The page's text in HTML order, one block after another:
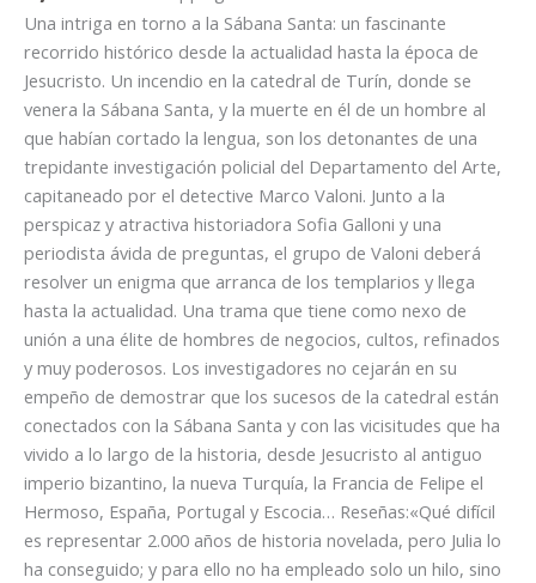
Una intriga en torno a la Sábana Santa: un fascinante
recorrido histórico desde la actualidad hasta la época de
Jesucristo. Un incendio en la catedral de Turín, donde se
venera la Sábana Santa, y la muerte en él de un hombre al
que habían cortado la lengua, son los detonantes de una
trepidante investigación policial del Departamento del Arte,
capitaneado por el detective Marco Valoni. Junto a la
perspicaz y atractiva historiadora Sofia Galloni y una
periodista ávida de preguntas, el grupo de Valoni deberá
resolver un enigma que arranca de los templarios y llega
hasta la actualidad. Una trama que tiene como nexo de
unión a una élite de hombres de negocios, cultos, refinados
y muy poderosos. Los investigadores no cejarán en su
empeño de demostrar que los sucesos de la catedral están
conectados con la Sábana Santa y con las vicisitudes que ha
vivido a lo largo de la historia, desde Jesucristo al antiguo
imperio bizantino, la nueva Turquía, la Francia de Felipe el
Hermoso, España, Portugal y Escocia… Reseñas:«Qué difícil
es representar 2.000 años de historia novelada, pero Julia lo
ha conseguido; y para ello no ha empleado solo un hilo, sino